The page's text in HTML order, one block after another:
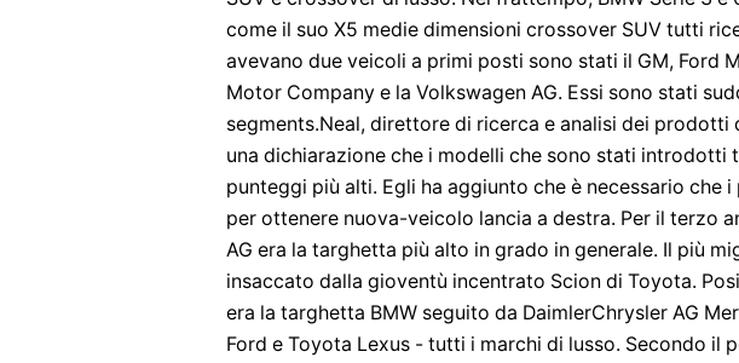
come il suo X5 medie dimensioni crossover SUV tutti
avevano due veicoli a primi posti sono stati il ​​GM, Ford
Motor Company e la Volkswagen AG. Essi sono stati
segments.Neal, direttore di ricerca e analisi dei prodotti
una dichiarazione che i modelli che sono stati introdotti
punteggi più alti. Egli ha aggiunto che è necessario che
per ottenere nuova-veicolo lancia a destra. Per il terzo
AG era la targhetta più alto in grado in generale. Il più
insaccato dalla gioventù incentrato Scion di Toyota.
era la targhetta BMW seguito da DaimlerChrysler AG
Ford e Toyota Lexus - tutti i marchi di lusso. Secondo il